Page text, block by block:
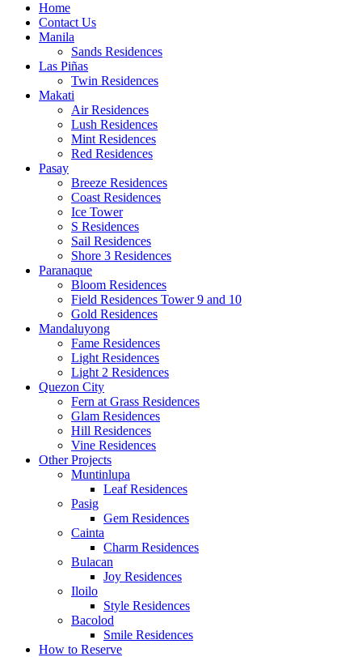
Home
Contact Us
Manila
Sands Residences
Las Piñas
Twin Residences
Makati
Air Residences
Lush Residences
Mint Residences
Red Residences
Pasay
Breeze Residences
Coast Residences
Ice Tower
S Residences
Sail Residences
Shore 3 Residences
Paranaque
Bloom Residences
Field Residences Tower 9 and 10
Gold Residences
Mandaluyong
Fame Residences
Light Residences
Light 2 Residences
Quezon City
Fern at Grass Residences
Glam Residences
Hill Residences
Vine Residences
Other Projects
Muntinlupa
Leaf Residences
Pasig
Gem Residences
Cainta
Charm Residences
Bulacan
Joy Residences
Iloilo
Style Residences
Bacolod
Smile Residences
How to Reserve